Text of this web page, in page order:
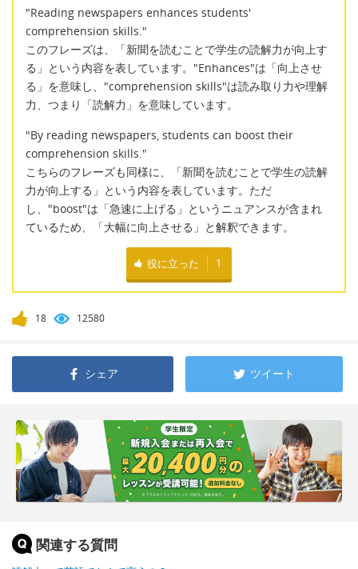
"Reading newspapers enhances students'
comprehension skills."
このフレーズは、「新聞を読むことで学生の読解力が向上す
る」という内容を表しています。"Enhances"は「向上させ
る」を意味し、"comprehension skills"は読み取り力や理解
力、つまり「読解力」を意味しています。
"By reading newspapers, students can boost their
comprehension skills."
こちらのフレーズも同様に、「新聞を読むことで学生の読解
力が向上する」という内容を表しています。ただ
し、"boost"は「急速に上げる」というニュアンスが含まれ
ているため、「大幅に向上させる」と解釈できます。
役に立った 1
18 12580
シェア ツイート
関連する質問